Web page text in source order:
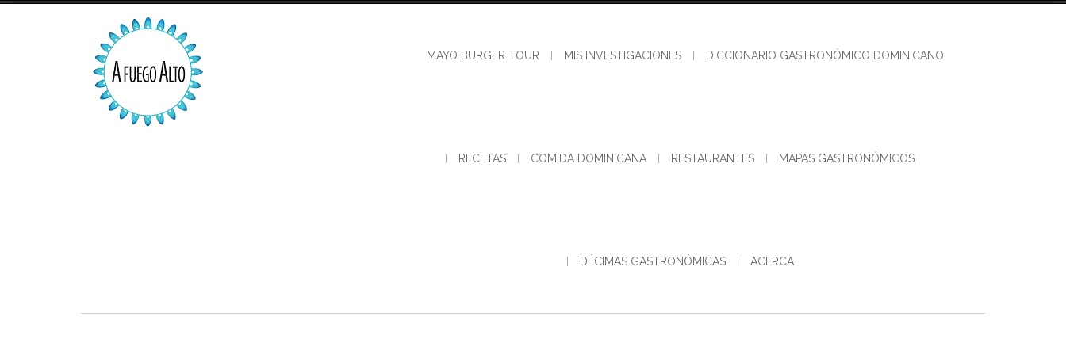
MAYO BURGER TOUR MIS INVESTIGACIONES DICCIONARIO GASTRONÓMICO DOMINICANO
RECETAS COMIDA DOMINICANA RESTAURANTES MAPAS GASTRONÓMICOS
DÉCIMAS GASTRONÓMICAS ACERCA